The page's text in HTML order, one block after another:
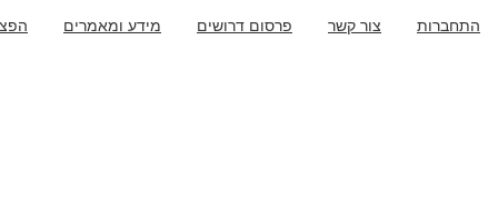
מידע ומאמרים פרסום דרושים צור קשר התחברות